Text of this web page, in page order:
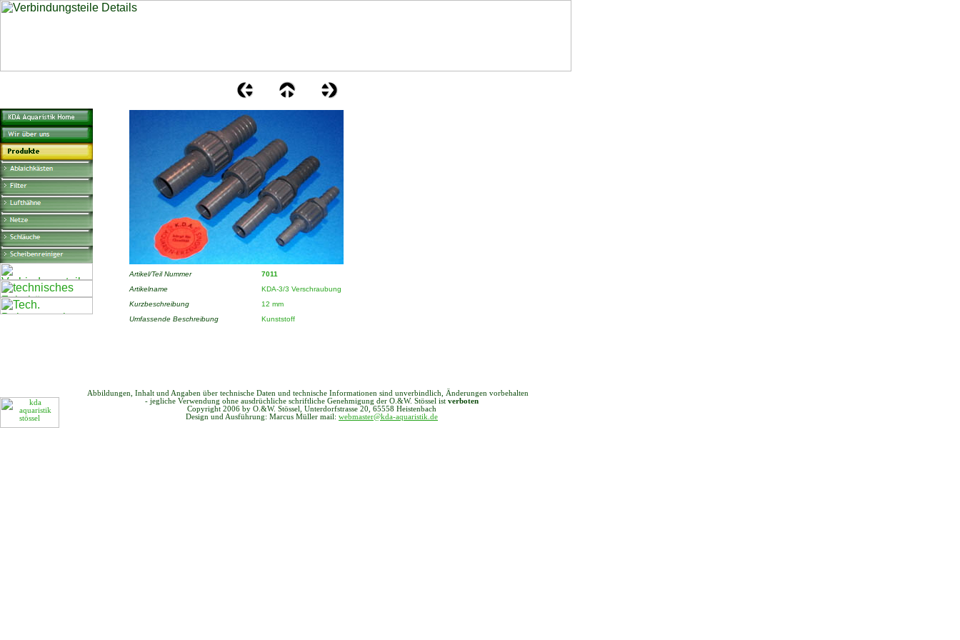
Artikel/Teil Nummer
7011
Artikelname
KDA-3/3 Verschraubung
Kurzbeschreibung
12 mm
Umfassende Beschreibung
Kunststoff
Abbildungen, Inhalt und Angaben über technische Daten und technische Informationen sind unverbindlich, Änderungen vorbehalten
- jegliche Verwendung ohne ausdrüchliche schriftliche Genehmigung der O.&W. Stössel ist verboten
Copyright 2006 by O.&W. Stössel, Unterdorfstrasse 20, 65558 Heistenbach
Design und Ausführung: Marcus Müller mail: webmaster@kda-aquaristik.de